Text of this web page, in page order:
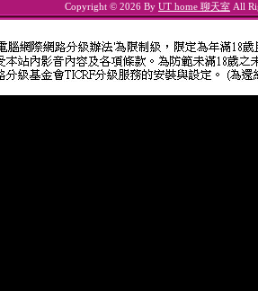
Copyright © 2026 By UT home 聊天室 All